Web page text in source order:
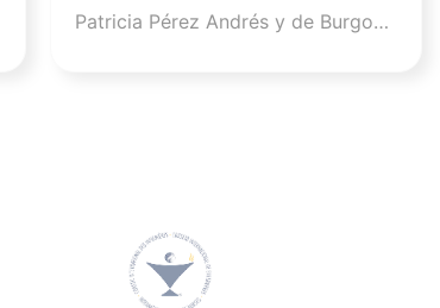
Patricia Pérez Andrés y de Burgos,
parte, Sara Herrero Jaén, vocal el
Colegio de Enfermería de Madrid,